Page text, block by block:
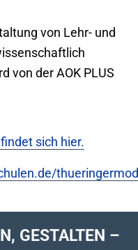
von Lehr- und
von der AOK PLUS
sich hier.
GESTALTEN –